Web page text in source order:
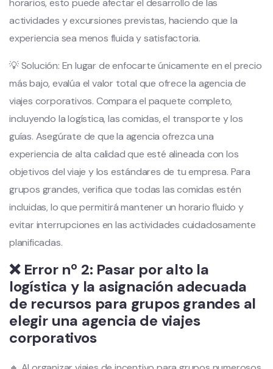
horarios, esto puede afectar el desarrollo de las
actividades y excursiones previstas, haciendo que la
experiencia sea menos fluida y satisfactoria.
💡 Solución: En lugar de enfocarte únicamente en el precio
más bajo, evalúa el valor total que ofrece la agencia de
viajes corporativos. Compara el paquete completo,
incluyendo la logística, las comidas, el transporte y los
guías. Asegúrate de que la agencia ofrezca una
experiencia de alta calidad que esté alineada con los
objetivos del viaje y los estándares de tu empresa. Para
grupos grandes, verifica que todas las comidas estén
incluidas, lo que permitirá mantener un horario fluido y
evitar interrupciones en las actividades cuidadosamente
planificadas.
❌ Error nº 2: Pasar por alto la
logística y la asignación adecuada
de recursos para grupos grandes al
elegir una agencia de viajes
corporativos